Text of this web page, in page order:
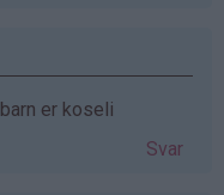
er koseli
Svar